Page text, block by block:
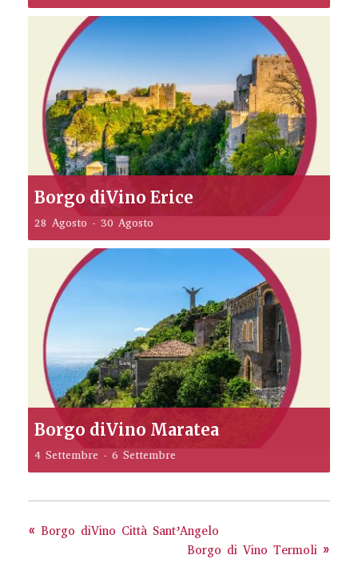
Borgo diVino Erice
28 Agosto - 30 Agosto
Borgo diVino Maratea
4 Settembre - 6 Settembre
« Borgo diVino Città Sant’Angelo
Borgo di Vino Termoli »